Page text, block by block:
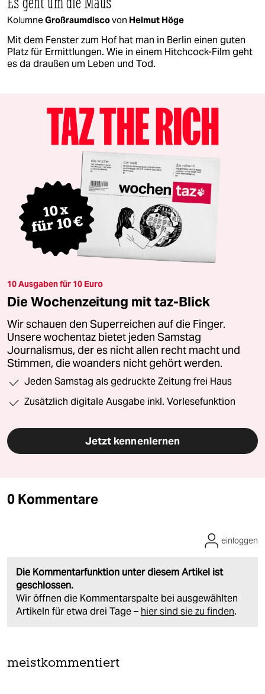
KolumneGroßraumdiscovon Helmut Höge
Mit dem Fenster zum Hof hat man in Berlin einen guten
Platz für Ermittlungen. Wie in einem Hitchcock-Film geht
es da draußen um Leben und Tod.
10 Ausgaben für 10 Euro
Die Wochenzeitung mit taz-Blick
Wir schauen den Superreichen auf die Finger.
Unsere wochentaz bietet jeden Samstag
Journalismus, der es nicht allen recht macht und
Stimmen, die woanders nicht gehört werden.
Jeden Samstag als gedruckte Zeitung frei Haus
Zusätzlich digitale Ausgabe inkl. Vorlesefunktion
Jetzt kennenlernen
0 Kommentare
Die Kommentarfunktion unter diesem Artikel ist
geschlossen.
Wir öffnen die Kommentarspalte bei ausgewählten
Artikeln für etwa drei Tage – hier sind sie zu finden.
einloggen
meistkommentiert